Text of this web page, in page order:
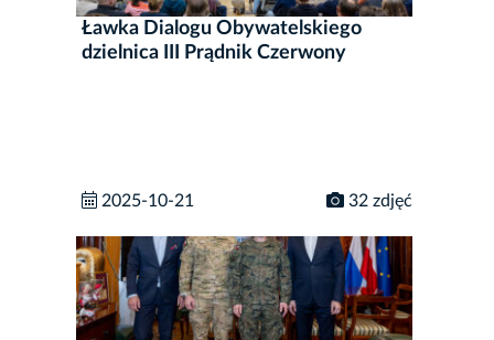
Ławka Dialogu Obywatelskiego
dzielnica III Prądnik Czerwony
2025-10-21 32 zdjęć